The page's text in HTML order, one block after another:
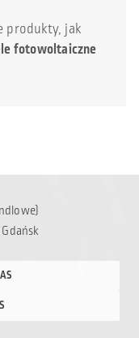
produkty, jak
fotowoltaiczne